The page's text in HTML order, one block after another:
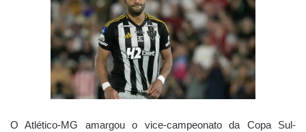
O Atlético-MG amargou o vice-campeonato da Copa Sul-